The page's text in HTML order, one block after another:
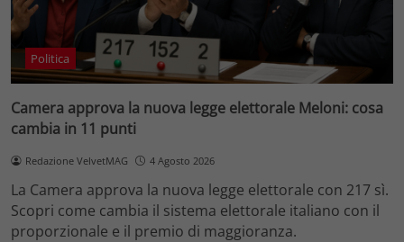
Politica
Camera approva la nuova legge elettorale Meloni: cosa
cambia in 11 punti
Redazione VelvetMAG 4 Agosto 2026
La Camera approva la nuova legge elettorale con 217 sì.
Scopri come cambia il sistema elettorale italiano con il
proporzionale e il premio di maggioranza.